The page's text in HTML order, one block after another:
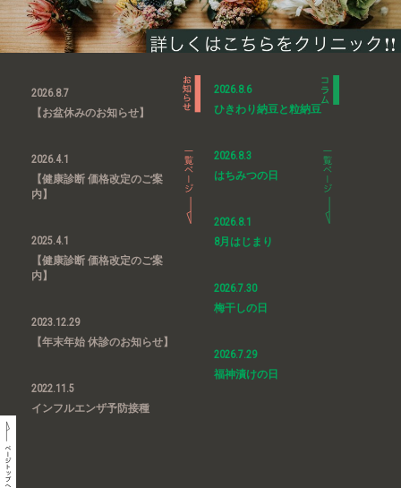
2026.8.7
【お盆休みのお知らせ】
2026.4.1
【健康診断 価格改定のご案
内】
2025.4.1
【健康診断 価格改定のご案
内】
2023.12.29
【年末年始 休診のお知らせ】
2022.11.5
インフルエンザ予防接種
2026.8.6
ひきわり納豆と粒納豆
2026.8.3
はちみつの日
2026.8.1
8月はじまり
2026.7.30
梅干しの日
2026.7.29
福神漬けの日